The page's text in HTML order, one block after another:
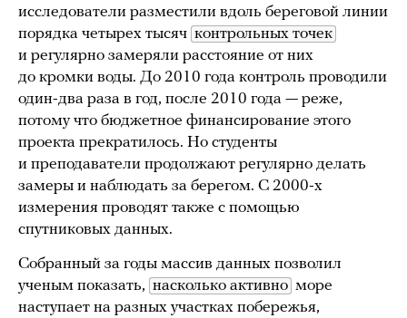
исследователи разместили вдоль береговой линии
порядка четырех тысяч контрольных точек
и регулярно замеряли расстояние от них
до кромки воды. До 2010 года контроль проводили
один-два раза в год, после 2010 года — реже,
потому что бюджетное финансирование этого
проекта прекратилось. Но студенты
и преподаватели продолжают регулярно делать
замеры и наблюдать за берегом. С 2000-х
измерения проводят также с помощью
спутниковых данных.
Собранный за годы массив данных позволил
ученым показать, насколько активно море
наступает на разных участках побережья,